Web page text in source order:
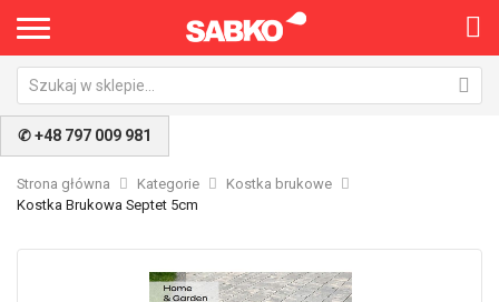
✆ +48 797 009 981
Strona główna Kategorie
Kostka brukowe
Kostka Brukowa Septet 5cm